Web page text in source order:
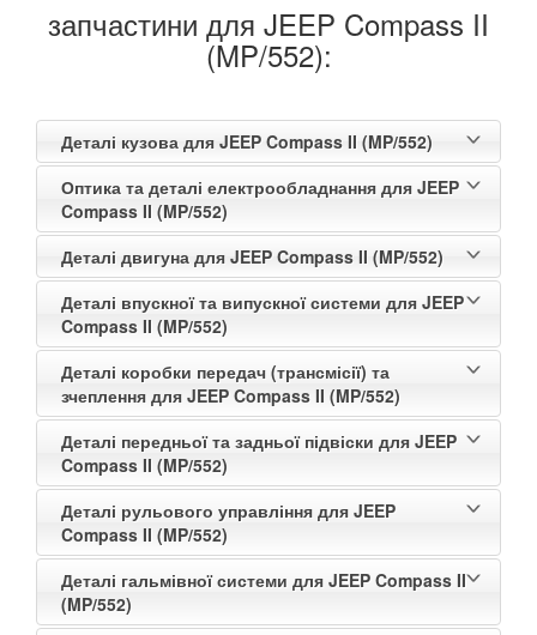
запчастини для JEEP Compass II
(MP/552):
Деталі кузова для JEEP Compass II (MP/552)
Оптика та деталі електрообладнання для JEEP
Compass II (MP/552)
Деталі двигуна для JEEP Compass II (MP/552)
Деталі впускної та випускної системи для JEEP
Compass II (MP/552)
Деталі коробки передач (трансмісії) та
зчеплення для JEEP Compass II (MP/552)
Деталі передньої та задньої підвіски для JEEP
Compass II (MP/552)
Деталі рульового управління для JEEP
Compass II (MP/552)
Деталі гальмівної системи для JEEP Compass II
(MP/552)